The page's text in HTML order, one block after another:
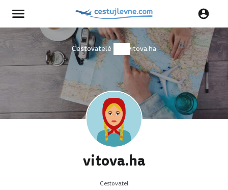
Cestovatelé vitova.ha
vitova.ha
Cestovatel